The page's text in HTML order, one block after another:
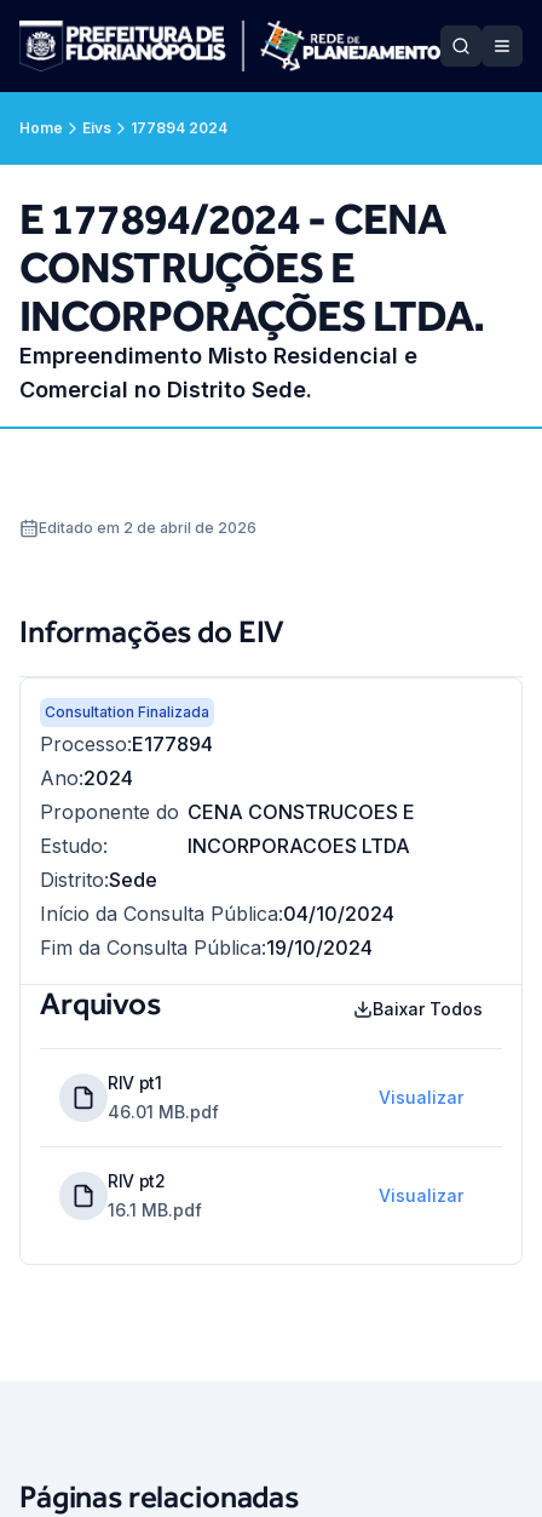
Home Eivs 177894 2024
E 177894/2024 - CENA
CONSTRUÇÕES E
INCORPORAÇÕES LTDA.
Empreendimento Misto Residencial e
Comercial no Distrito Sede.
Editado em 2 de abril de 2026
Informações do EIV
Consultation Finalizada
Processo:E177894
Ano:2024
Proponente do
Estudo:
CENA CONSTRUCOES E
INCORPORACOES LTDA
Distrito:Sede
Início da Consulta Pública:04/10/2024
Fim da Consulta Pública:19/10/2024
Arquivos Baixar Todos
RIV pt1
46.01 MB.pdf
Visualizar
RIV pt2
16.1 MB.pdf
Visualizar
Páginas relacionadas